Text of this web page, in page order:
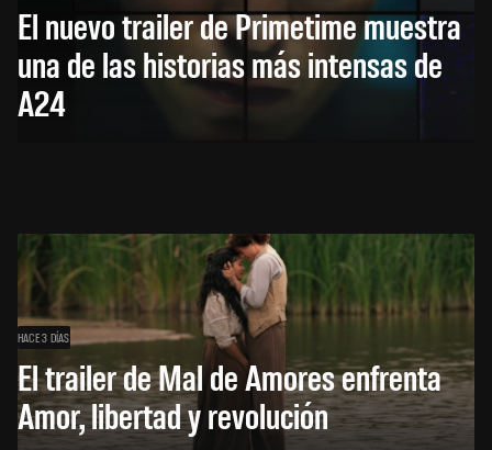
El nuevo trailer de Primetime muestra
una de las historias más intensas de
A24
HACE 3 DÍAS
El trailer de Mal de Amores enfrenta
Amor, libertad y revolución